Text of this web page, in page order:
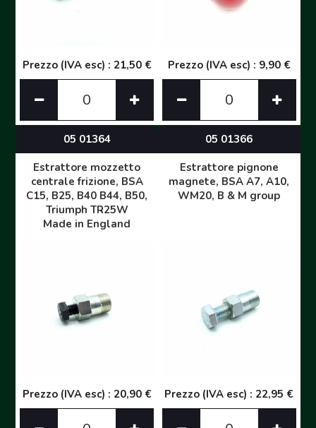
Prezzo (IVA esc) : 21,50 € Prezzo (IVA esc) : 9,90 €
05 01364
Estrattore mozzetto
centrale frizione, BSA
C15, B25, B40 B44, B50,
Triumph TR25W
Made in England
Prezzo (IVA esc) : 20,90 €
05 01366
Estrattore pignone
magnete, BSA A7, A10,
WM20, B & M group
Prezzo (IVA esc) : 22,95 €